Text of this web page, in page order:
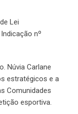
Lei
nº
Núvia Carlane
estratégicos e a
Comunidades
esportiva.